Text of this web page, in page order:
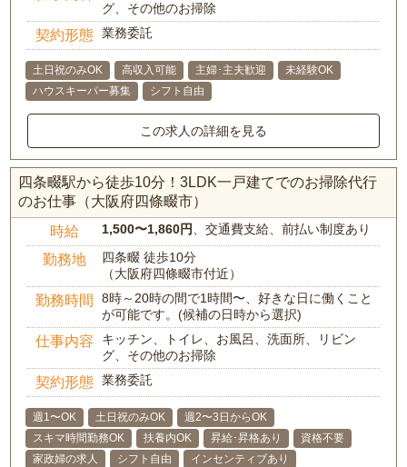
グ、その他のお掃除
契約形態 業務委託
土日祝のみOK 高収入可能 主婦･主夫歓迎
未経験OK
ハウスキーパー募集
シフト自由
この求人の詳細を見る
四条畷駅から徒歩10分！3LDK一戸建てでのお掃除代行
のお仕事（大阪府四條畷市）
時給 1,500〜1,860円、交通費支給、前払い制度あり
勤務地
四条畷 徒歩10分
（大阪府四條畷市付近）
勤務時間
8時～20時の間で1時間〜、好きな日に働くこと
が可能です。(候補の日時から選択)
仕事内容
キッチン、トイレ、お風呂、洗面所、リビン
グ、その他のお掃除
契約形態 業務委託
週1〜OK 土日祝のみOK
週2〜3日からOK
スキマ時間勤務OK
扶養内OK 昇給･昇格あり
資格不要
家政婦の求人
シフト自由 インセンティブあり